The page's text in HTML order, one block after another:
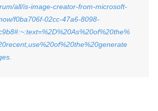
all/is-image-creator-from-microsoft-
f0ba706f-02cc-47a6-8098-